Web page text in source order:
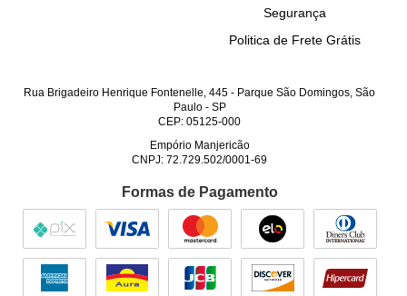
Segurança
Politica de Frete Grátis
Rua Brigadeiro Henrique Fontenelle, 445 - Parque São Domingos, São
Paulo- SP
CEP: 05125-000
Empório Manjericão
CNPJ: 72.729.502/0001-69
Formas de Pagamento